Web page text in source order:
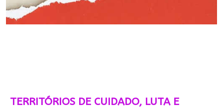
TERRITÓRIOS DE CUIDADO, LUTA E